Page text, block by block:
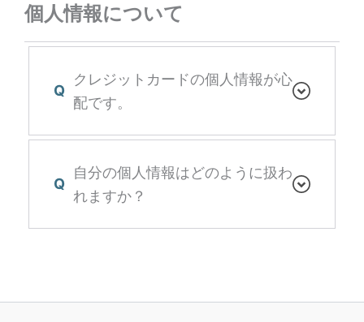
個人情報について
Q
クレジットカードの個人情報が心
配です。
Q
自分の個人情報はどのように扱わ
れますか？